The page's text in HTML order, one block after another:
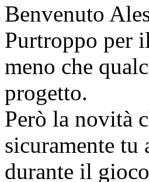
Benvenuto
Purtroppo per
meno che
progetto.
Però la novità
sicuramente tu
durante il gioco